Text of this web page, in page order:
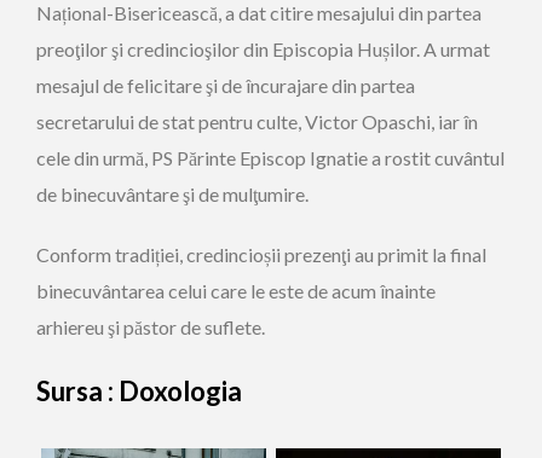
Național-Bisericească, a dat citire mesajului din partea
preoţilor şi credincioşilor din Episcopia Hușilor. A urmat
mesajul de felicitare şi de încurajare din partea
secretarului de stat pentru culte, Victor Opaschi, iar în
cele din urmă, PS Părinte Episcop Ignatie a rostit cuvântul
de binecuvântare şi de mulţumire.
Conform tradiției, credincioșii prezenţi au primit la final
binecuvântarea celui care le este de acum înainte
arhiereu şi păstor de suflete.
Sursa : Doxologia